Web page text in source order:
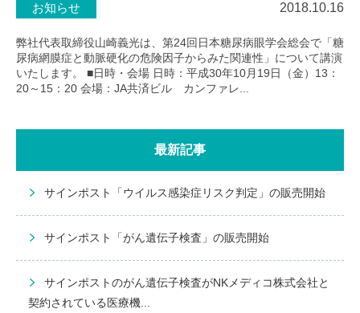
2018.10.16
お知らせ
弊社代表取締役山崎義光は、第24回日本糖尿病眼学会総会で「糖
尿病網膜症と動脈硬化の危険因子からみた関連性」について講演
いたします。 ■日時・会場 日時：平成30年10月19日（金）13：
20～15：20 会場：JA共済ビル カンファレ...
最新記事
サインポスト「ウイルス感染症リスク判定」の販売開始
サインポスト「がん遺伝子検査」の販売開始
サインポストのがん遺伝子検査がNKメディコ株式会社と
契約されている医療機...